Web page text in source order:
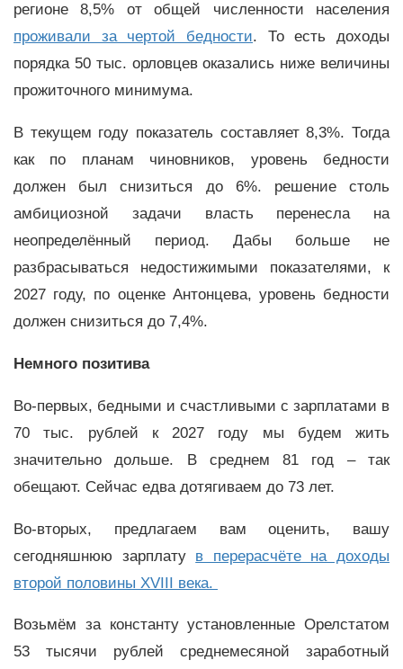
регионе 8,5% от общей численности населения
проживали за чертой бедности. То есть доходы
порядка 50 тыс. орловцев оказались ниже величины
прожиточного минимума.
В текущем году показатель составляет 8,3%. Тогда
как по планам чиновников, уровень бедности
должен был снизиться до 6%. решение столь
амбициозной задачи власть перенесла на
неопределённый период. Дабы больше не
разбрасываться недостижимыми показателями, к
2027 году, по оценке Антонцева, уровень бедности
должен снизиться до 7,4%.
Немного позитива
Во-первых, бедными и счастливыми с зарплатами в
70 тыс. рублей к 2027 году мы будем жить
значительно дольше. В среднем 81 год – так
обещают. Сейчас едва дотягиваем до 73 лет.
Во-вторых, предлагаем вам оценить, вашу
сегодняшнюю зарплату в перерасчёте на доходы
второй половины XVIII века.
Возьмём за константу установленные Орелстатом
53 тысячи рублей среднемесяной заработный